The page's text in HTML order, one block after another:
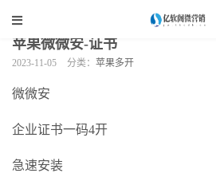
当前位置： 手机软件 > 苹果多开
苹果微微安-证书
2023-11-05 分类： 苹果多开
微微安
企业证书一码4开
急速安装